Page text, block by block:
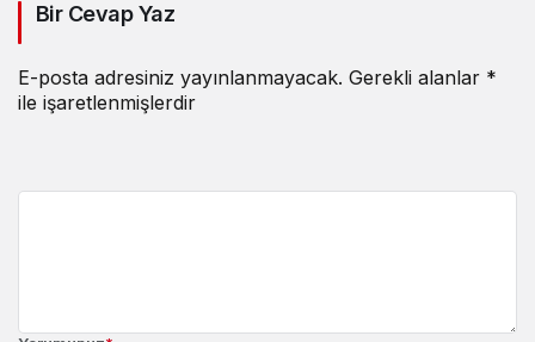
Bir Cevap Yaz
E-posta adresiniz yayınlanmayacak. Gerekli alanlar *
ile işaretlenmişlerdir